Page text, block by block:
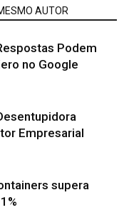
AUTOR
Podem
no Google
Empresarial
supera